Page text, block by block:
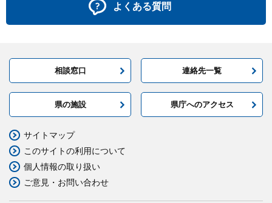
よくある質問
相談窓口 連絡先一覧
県の施設 県庁へのアクセス
サイトマップ
このサイトの利用について
個人情報の取り扱い
ご意見・お問い合わせ